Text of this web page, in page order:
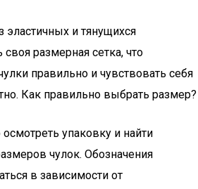
эластичных и тянущихся
своя размерная сетка, что
правильно и чувствовать себя
Как правильно выбрать размер?
упаковку и найти
чулок. Обозначения
в зависимости от